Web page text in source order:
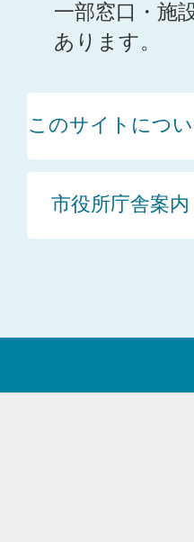
一部窓口・施
あります。
このサイトにつ
市役所庁舎案内